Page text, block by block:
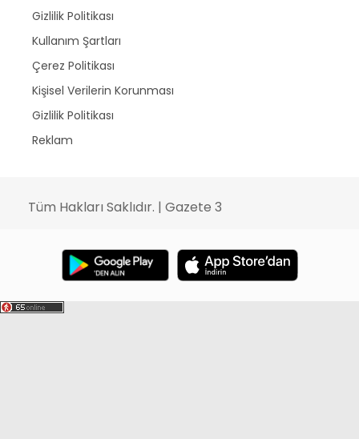
Gizlilik Politikası
Kullanım Şartları
Çerez Politikası
Kişisel Verilerin Korunması
Gizlilik Politikası
Reklam
Tüm Hakları Saklıdır. | Gazete 3